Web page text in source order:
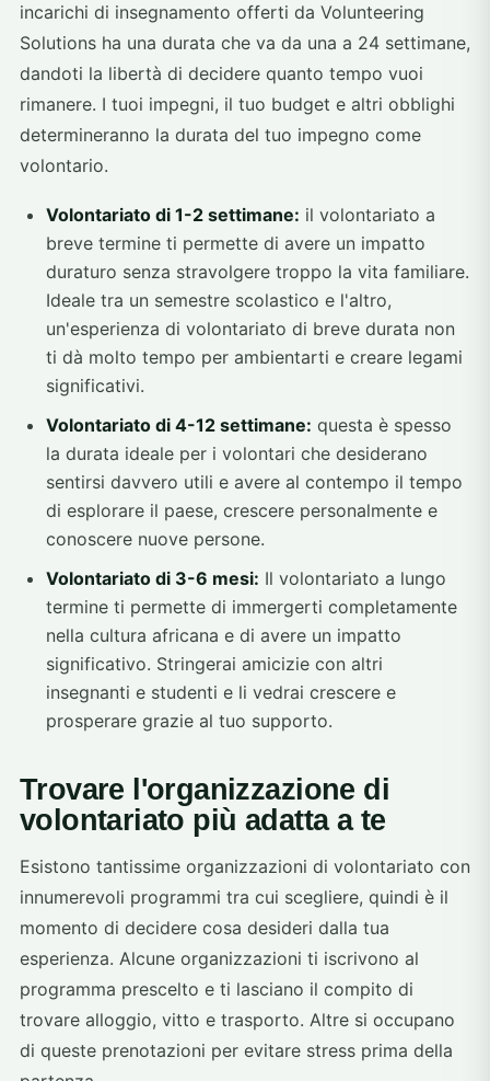
incarichi di insegnamento offerti da Volunteering
Solutions ha una durata che va da una a 24 settimane,
dandoti la libertà di decidere quanto tempo vuoi
rimanere. I tuoi impegni, il tuo budget e altri obblighi
determineranno la durata del tuo impegno come
volontario.
Volontariato di 1-2 settimane: il volontariato a
breve termine ti permette di avere un impatto
duraturo senza stravolgere troppo la vita familiare.
Ideale tra un semestre scolastico e l'altro,
un'esperienza di volontariato di breve durata non
ti dà molto tempo per ambientarti e creare legami
significativi.
Volontariato di 4-12 settimane: questa è spesso
la durata ideale per i volontari che desiderano
sentirsi davvero utili e avere al contempo il tempo
di esplorare il paese, crescere personalmente e
conoscere nuove persone.
Volontariato di 3-6 mesi: Il volontariato a lungo
termine ti permette di immergerti completamente
nella cultura africana e di avere un impatto
significativo. Stringerai amicizie con altri
insegnanti e studenti e li vedrai crescere e
prosperare grazie al tuo supporto.
Trovare l'organizzazione di
volontariato più adatta a te
Esistono tantissime organizzazioni di volontariato con
innumerevoli programmi tra cui scegliere, quindi è il
momento di decidere cosa desideri dalla tua
esperienza. Alcune organizzazioni ti iscrivono al
programma prescelto e ti lasciano il compito di
trovare alloggio, vitto e trasporto. Altre si occupano
di queste prenotazioni per evitare stress prima della